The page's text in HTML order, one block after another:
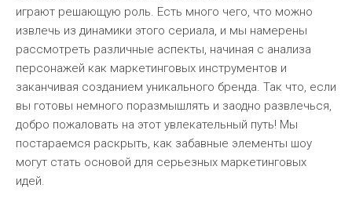
играют решающую роль. Есть много чего, что можно
извлечь из динамики этого сериала, и мы намерены
рассмотреть различные аспекты, начиная с анализа
персонажей как маркетинговых инструментов и
заканчивая созданием уникального бренда. Так что, если
вы готовы немного поразмышлять и заодно развлечься,
добро пожаловать на этот увлекательный путь! Мы
постараемся раскрыть, как забавные элементы шоу
могут стать основой для серьезных маркетинговых
идей.